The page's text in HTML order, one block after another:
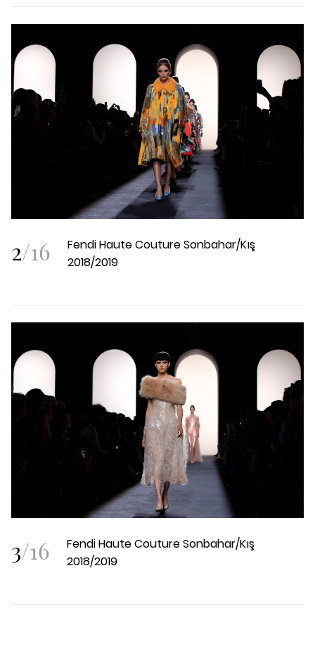
2/16
Fendi Haute Couture Sonbahar/Kış
2018/2019
3/16
Fendi Haute Couture Sonbahar/Kış
2018/2019